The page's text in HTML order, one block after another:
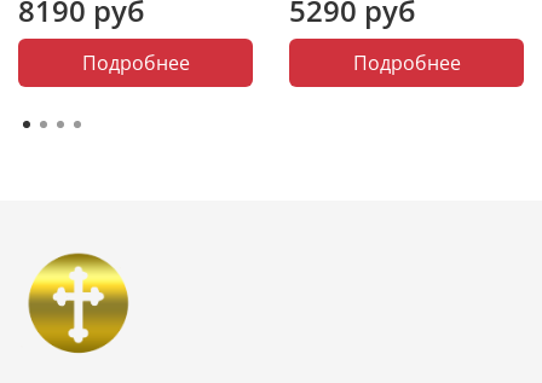
8190 руб
Подробнее
5290 руб
Подробнее